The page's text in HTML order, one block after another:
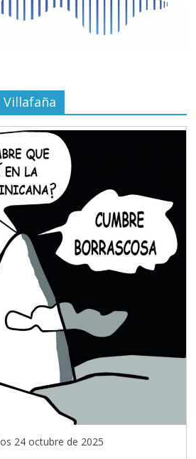
Villafaña
24 octubre de 2025